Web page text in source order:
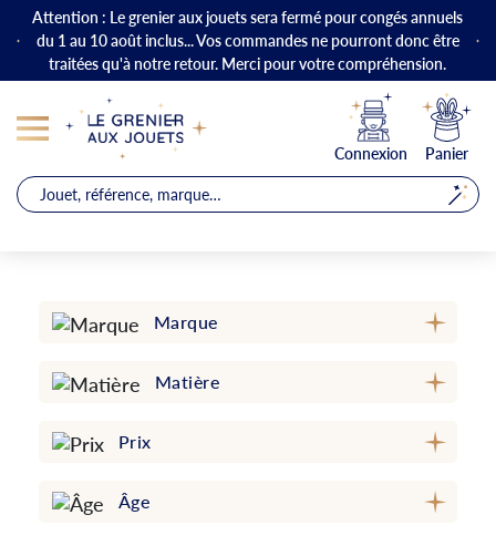
Attention : Le grenier aux jouets sera fermé pour congés annuels
du 1 au 10 août inclus... Vos commandes ne pourront donc être
traitées qu'à notre retour. Merci pour votre compréhension.
Connexion Panier
Marque
Matière
Prix
Âge